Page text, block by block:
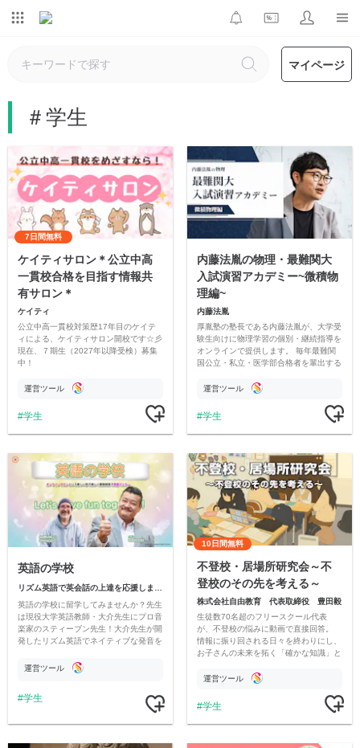
マイページ
＃学生
7日間無料
ケイティサロン＊公立中高
一貫校合格を目指す情報共
有サロン＊
ケイティ
公立中高一貫校対策歴17年目のケイテ
ィによる、ケイティサロン開校です☆彡
現在、７期生（2027年以降受検）募集
中！
運営ツール
学生
内藤法胤の物理・最難関大
入試演習アカデミー~微積物
理編~
内藤法胤
厚胤塾の塾長である内藤法胤が、大学受
験生向けに物理学習の個別・継続指導を
オンラインで提供します。 毎年最難関
国公立・私立・医学部合格者を輩出する
績向上をサポートしていきます。
運営ツール
学生
英語の学校
リズム英語で英会話の上達を応援します！ 英会話のアウトプットがスマホでできる。赤木大介⭐️
英語の学校に留学してみませんか？先生
は現役大学英語教師・大介先生にプロ音
楽家のスティーブン先生！大介先生が開
発したリズム英語でネイティブな発音を
か？
運営ツール
学生
10日間無料
不登校・居場所研究会～不
登校のその先を考える～
株式会社自由教育 代表取締役 豊田毅
生徒数70名超のフリースクール代表
が、不登校の悩みに動画で直接回答。
情報に振り回される日々を終わりにし、
お子さんの未来を拓く「確かな知識」と
運営ツール
学生